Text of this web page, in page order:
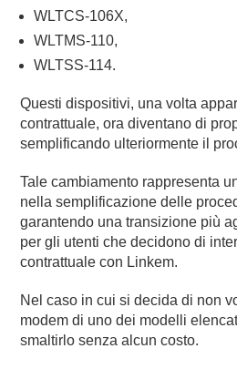
WLTCS-106X,
WLTMS-110,
WLTSS-114.
Questi dispositivi, una volta
contrattuale, ora diventano di
semplificando ulteriormente il
Tale cambiamento rappresenta
nella semplificazione delle
garantendo una transizione più
per gli utenti che decidono di
contrattuale con Linkem.
Nel caso in cui si decida di non
modem di uno dei modelli
smaltirlo senza alcun costo.